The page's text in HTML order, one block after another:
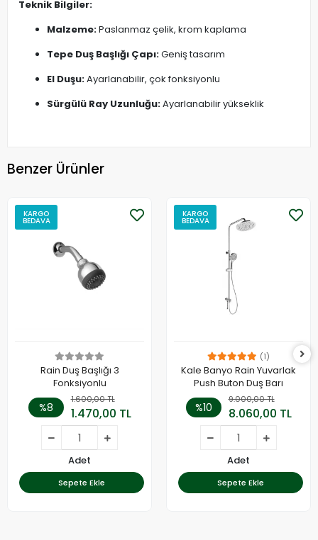
Teknik Bilgiler:
Malzeme:Paslanmaz çelik, krom kaplama​
Tepe Duş Başlığı Çapı:Geniş tasarım​
El Duşu:Ayarlanabilir, çok fonksiyonlu​
Sürgülü Ray Uzunluğu:Ayarlanabilir yükseklik
Benzer Ürünler
KARGO
BEDAVA
Rain Duş Başlığı 3
Fonksiyonlu
%8
1.600,00 TL
1.470,00 TL
Adet
Sepete Ekle
KARGO
BEDAVA
(1)
Kale Banyo Rain Yuvarlak
Push Buton Duş Barı
%10
9.000,00 TL
8.060,00 TL
Adet
Sepete Ekle